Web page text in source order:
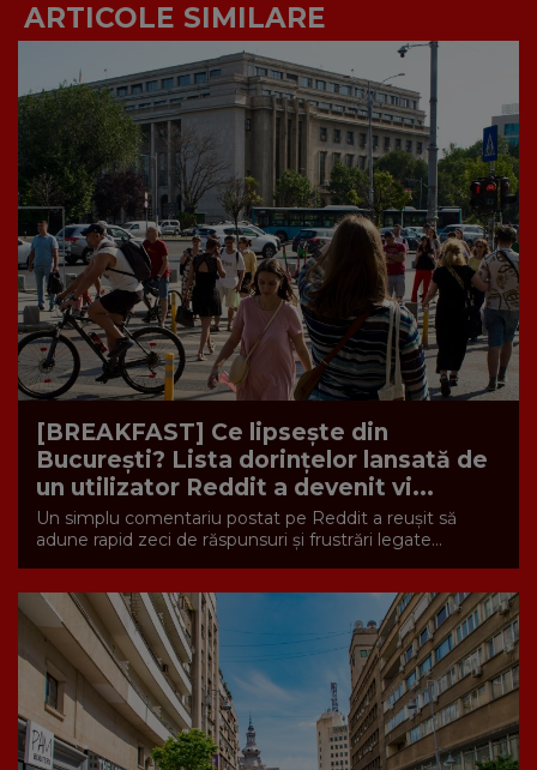
ARTICOLE SIMILARE
[BREAKFAST] Ce lipsește din
București? Lista dorințelor lansată de
un utilizator Reddit a devenit vi...
Un simplu comentariu postat pe Reddit a reușit să
adune rapid zeci de răspunsuri și frustrări legate...